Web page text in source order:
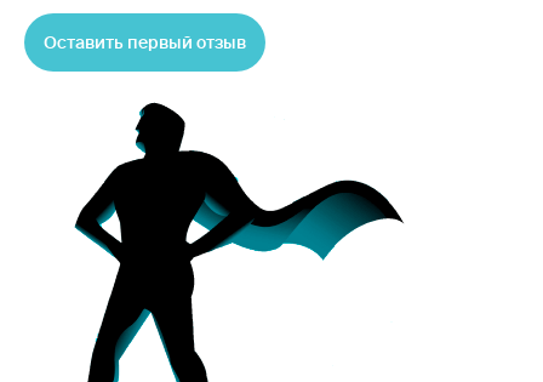
Оставить первый отзыв